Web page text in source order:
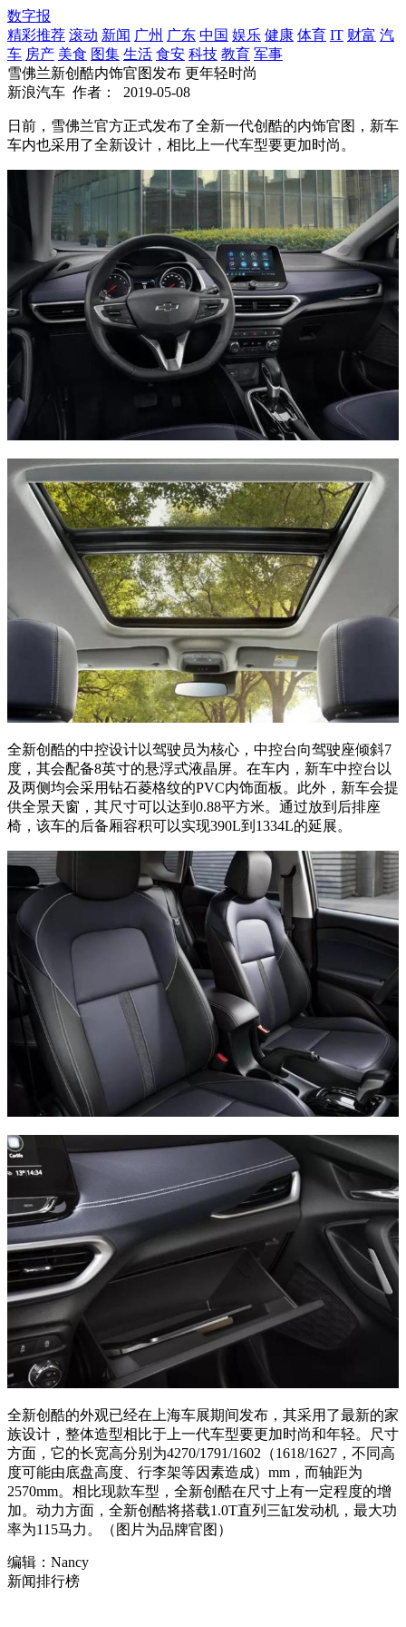
数字报
精彩推荐 滚动 新闻 广州 广东 中国 娱乐 健康 体育 IT 财富 汽
车 房产 美食 图集 生活 食安 科技 教育 军事
雪佛兰新创酷内饰官图发布 更年轻时尚
新浪汽车 作者： 2019-05-08
日前，雪佛兰官方正式发布了全新一代创酷的内饰官图，新车
车内也采用了全新设计，相比上一代车型要更加时尚。
全新创酷的中控设计以驾驶员为核心，中控台向驾驶座倾斜7
度，其会配备8英寸的悬浮式液晶屏。在车内，新车中控台以
及两侧均会采用钻石菱格纹的PVC内饰面板。此外，新车会提
供全景天窗，其尺寸可以达到0.88平方米。通过放到后排座
椅，该车的后备厢容积可以实现390L到1334L的延展。
全新创酷的外观已经在上海车展期间发布，其采用了最新的家
族设计，整体造型相比于上一代车型要更加时尚和年轻。尺寸
方面，它的长宽高分别为4270/1791/1602（1618/1627，不同高
度可能由底盘高度、行李架等因素造成）mm，而轴距为
2570mm。相比现款车型，全新创酷在尺寸上有一定程度的增
加。动力方面，全新创酷将搭载1.0T直列三缸发动机，最大功
率为115马力。（图片为品牌官图）
编辑：Nancy
新闻排行榜